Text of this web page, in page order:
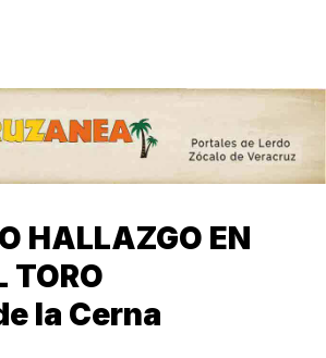
HALLAZGO EN
TORO
la Cerna